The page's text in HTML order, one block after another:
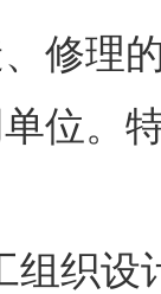
、修理
位。
组织设